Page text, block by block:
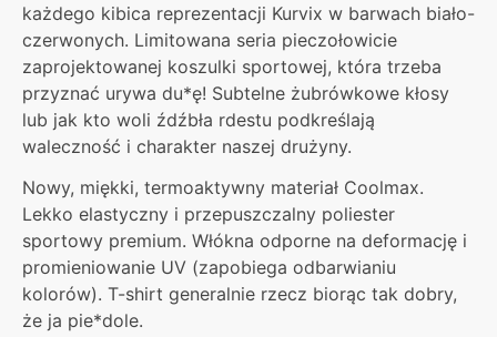
każdego kibica reprezentacji Kurvix w barwach biało-
czerwonych. Limitowana seria pieczołowicie
zaprojektowanej koszulki sportowej, która trzeba
przyznać urywa du*ę! Subtelne żubrówkowe kłosy
lub jak kto woli źdźbła rdestu podkreślają
waleczność i charakter naszej drużyny.
Nowy, miękki, termoaktywny materiał Coolmax.
Lekko elastyczny i przepuszczalny poliester
sportowy premium. Włókna odporne na deformację i
promieniowanie UV (zapobiega odbarwianiu
kolorów). T-shirt generalnie rzecz biorąc tak dobry,
że ja pie*dole.